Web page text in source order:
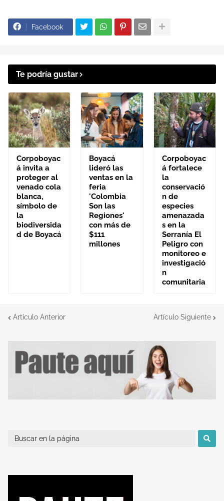
Facebook
Te podría gustar
Corpoboyac
á invita a
proteger al
venado cola
blanca,
símbolo de
la
biodiversida
d de Boyacá
Boyacá
lideró las
ventas en la
feria
'Colombia
Son las
Regiones'
con más de
$111
millones
Corpoboyac
á fortalece
la
conservació
n de
especies
amenazada
s en la
Serranía El
Peligro con
monitoreo e
investigació
n
comunitaria
Artículo Anterior Artículo Siguiente